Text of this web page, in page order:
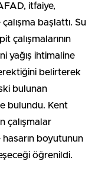
itfaiye,
başlattı. Su
çalışmalarının
yağış ihtimaline
belirterek
bulunan
bulundu. Kent
çalışmalar
boyutunun
öğrenildi.